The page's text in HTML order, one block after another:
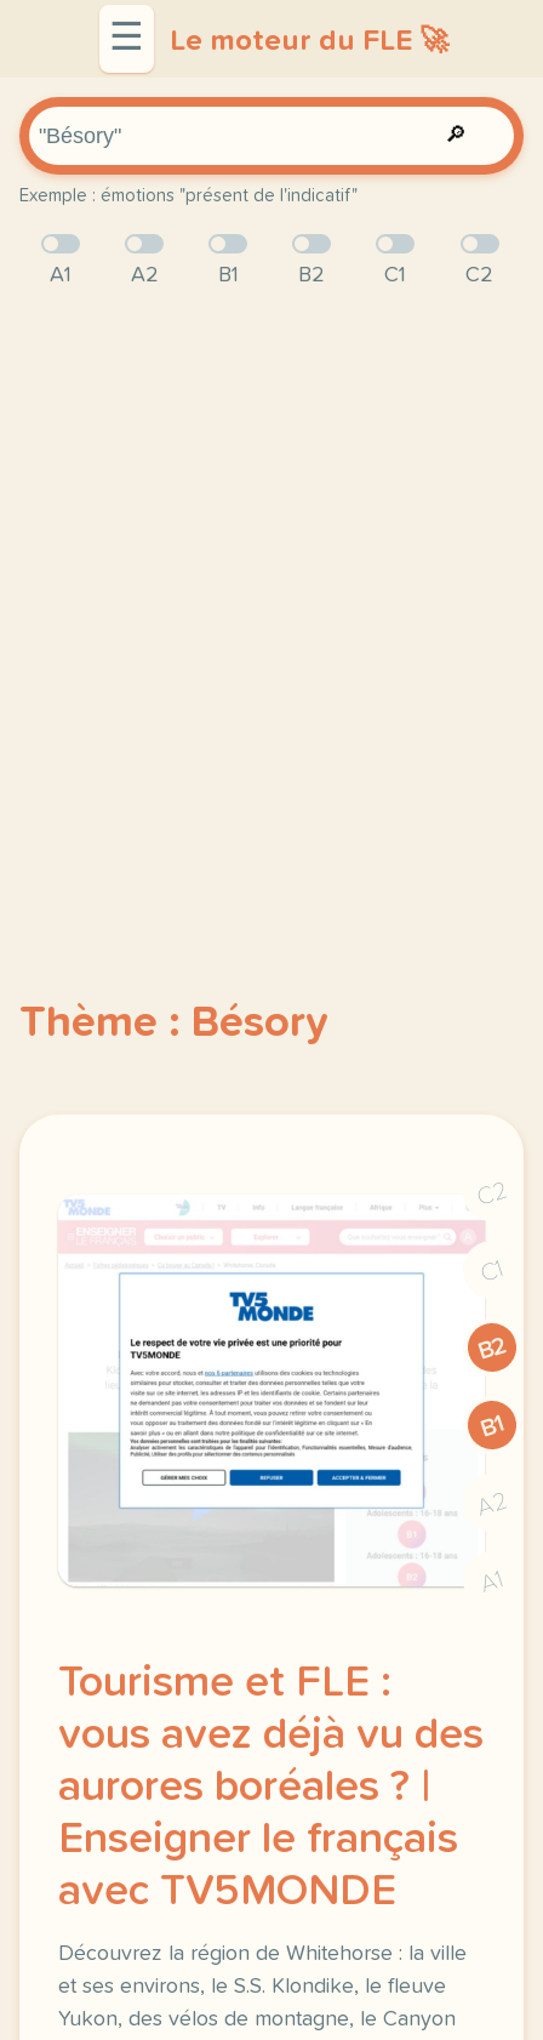
☰ Le moteur du FLE 🚀
🔎
Exemple : émotions "présent de l'indicatif"
A1 A2 B1 B2 C1 C2
Thème : Bésory
C2
C1
B2
B1
A2
A1
Tourisme et FLE :
vous avez déjà vu des
aurores boréales ? |
Enseigner le français
avec TV5MONDE
Découvrez la région de Whitehorse : la ville
et ses environs, le S.S. Klondike, le fleuve
Yukon, des vélos de montagne, le Canyon